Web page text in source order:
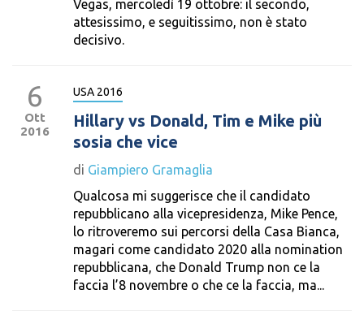
Vegas, mercoledì 19 ottobre: il secondo,
attesissimo, e seguitissimo, non è stato
decisivo.
6
Ott
2016
USA 2016
Hillary vs Donald, Tim e Mike più
sosia che vice
di Giampiero Gramaglia
Qualcosa mi suggerisce che il candidato
repubblicano alla vicepresidenza, Mike Pence,
lo ritroveremo sui percorsi della Casa Bianca,
magari come candidato 2020 alla nomination
repubblicana, che Donald Trump non ce la
faccia l’8 novembre o che ce la faccia, ma...